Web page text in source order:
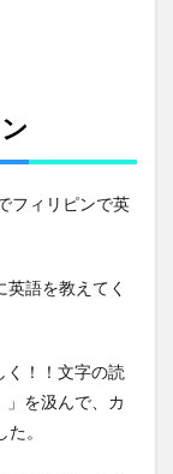
フィリピンで英
語を教えてく
く！！文字の読
を汲んで、カ
。